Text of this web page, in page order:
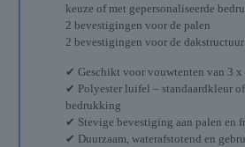
keuze of met gepersonaliseerde
2 bevestigingen voor de palen
2 bevestigingen voor de
✔ Geschikt voor vouwtenten van 3 x
✔ Polyester luifel – standaardkleur
bedrukking
✔ Stevige bevestiging aan palen en
✔ Duurzaam, waterafstotend en